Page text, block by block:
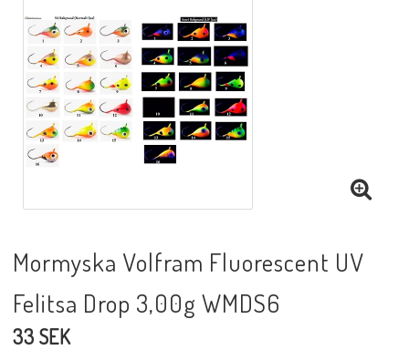
Mormyska Volfram Fluorescent UV
Felitsa Drop 3,00g WMDS6
33 SEK